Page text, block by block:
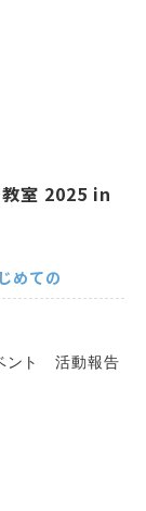
室 2025 in
めての